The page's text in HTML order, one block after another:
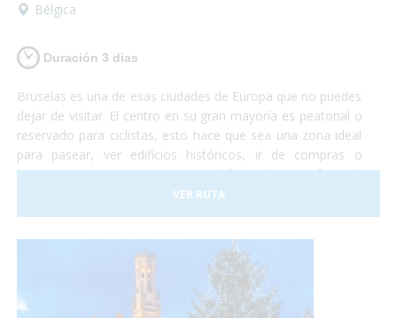
Bélgica
Duración 3 dias
Bruselas es una de esas ciudades de Europa que no puedes
dejar de visitar. El centro en su gran mayoría es peatonal o
reservado para ciclistas, esto hace que sea una zona ideal
para pasear, ver edificios históricos, ir de compras o
sentarte en una terraza mientras disfrutas de un gofre o de
VER RUTA